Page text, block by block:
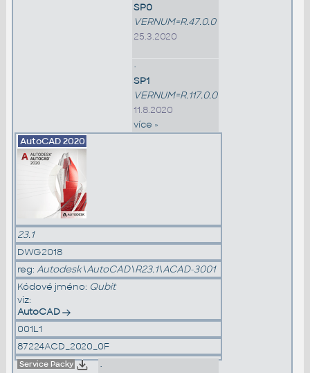
SP0
VERNUM=R.47.0.0
25.3.2020
•
SP1
VERNUM=R.117.0.0
11.8.2020
více »
AutoCAD2020
23.1
DWG2018
reg: Autodesk\AutoCAD\R23.1\ACAD-3001
Kódové jméno: Qubit
viz:
AutoCAD
001L1
87224ACD_2020_0F
Service Packy
•